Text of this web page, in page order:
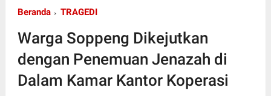
Beranda TRAGEDI
Warga Soppeng Dikejutkan
dengan Penemuan Jenazah di
Dalam Kamar Kantor Koperasi